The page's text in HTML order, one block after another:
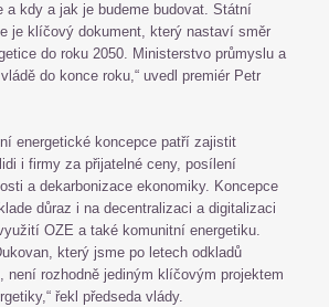
a kdy a jak je budeme budovat. Státní
je klíčový dokument, který nastaví směr
do roku 2050. Ministerstvo průmyslu a
do konce roku,“ uvedl premiér Petr
energetické koncepce patří zajistit
i firmy za přijatelné ceny, posílení
a dekarbonizace ekonomiky. Koncepce
důraz i na decentralizaci a digitalizaci
OZE a také komunitní energetiku.
který jsme po letech odkladů
není rozhodně jediným klíčovým projektem
řekl předseda vlády.